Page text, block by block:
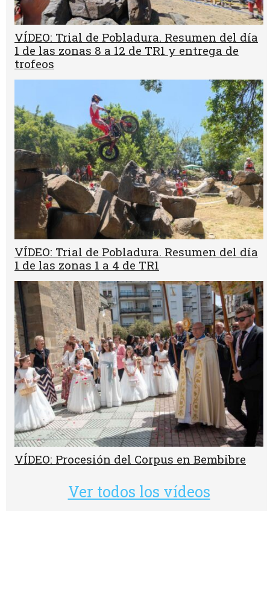
VÍDEO: Trial de Pobladura. Resumen del día
1 de las zonas 8 a 12 de TR1 y entrega de
trofeos
VÍDEO: Trial de Pobladura. Resumen del día
1 de las zonas 1 a 4 de TR1
VÍDEO: Procesión del Corpus en Bembibre
Ver todos los vídeos